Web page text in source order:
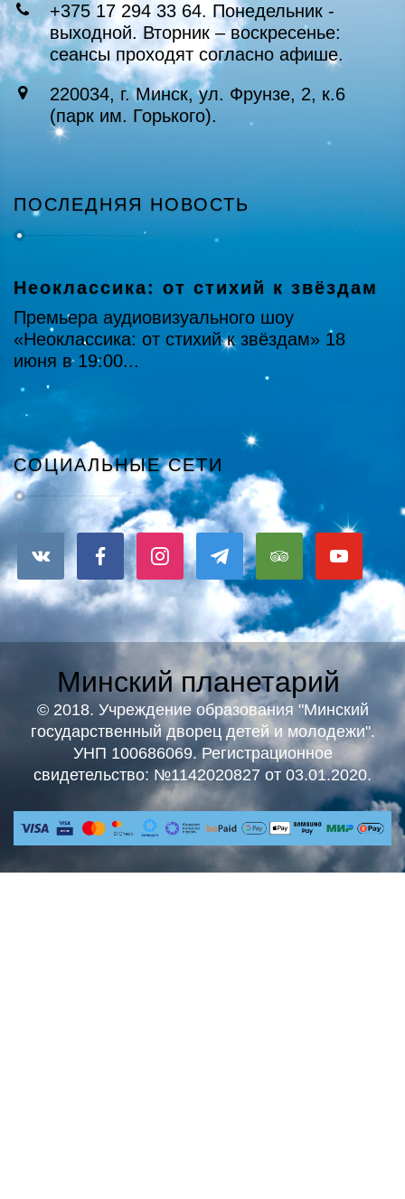
+375 17 294 33 64. Понедельник -
выходной. Вторник – воскресенье:
сеансы проходят согласно афише.
220034, г. Минск, ул. Фрунзе, 2, к.6
(парк им. Горького).
ПОСЛЕДНЯЯ НОВОСТЬ
Неоклассика: от стихий к звёздам
Премьера аудиовизуального шоу
«Неоклассика: от стихий к звёздам» 18
июня в 19:00...
СОЦИАЛЬНЫЕ СЕТИ
Минский планетарий
© 2018. Учреждение образования "Минский
государственный дворец детей и молодежи".
УНП 100686069. Регистрационное
свидетельство: №1142020827 от 03.01.2020.